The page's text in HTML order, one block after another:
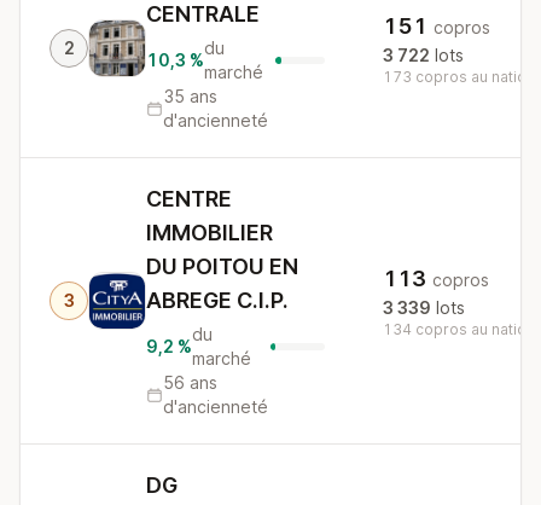
2
CENTRALE
10,3 %
du
marché
35 ans
d'ancienneté
151 copros
3 722 lots
173 copros au
3
CENTRE
IMMOBILIER
DU POITOU EN
ABREGE C.I.P.
9,2 %
du
marché
56 ans
d'ancienneté
113 copros
3 339 lots
134 copros au
DG